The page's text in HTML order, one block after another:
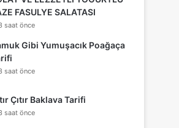
FASULYE SALATASI
saat önce
Gibi Yumuşacık Poağaça
saat önce
Çıtır Baklava Tarifi
saat önce